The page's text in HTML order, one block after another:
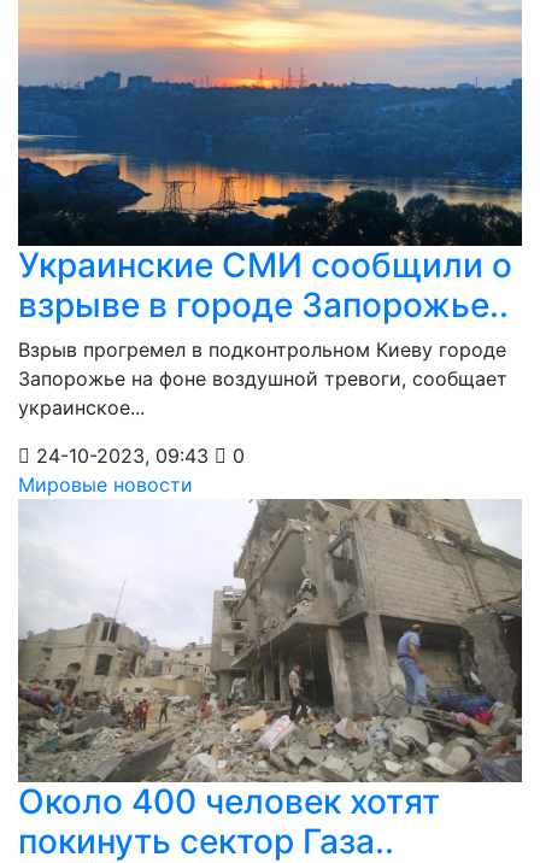
Украинские СМИ сообщили о
взрыве в городе Запорожье..
Взрыв прогремел в подконтрольном Киеву городе
Запорожье на фоне воздушной тревоги, сообщает
украинское...
24-10-2023, 09:43
0
Мировые новости
Около 400 человек хотят
покинуть сектор Газа..